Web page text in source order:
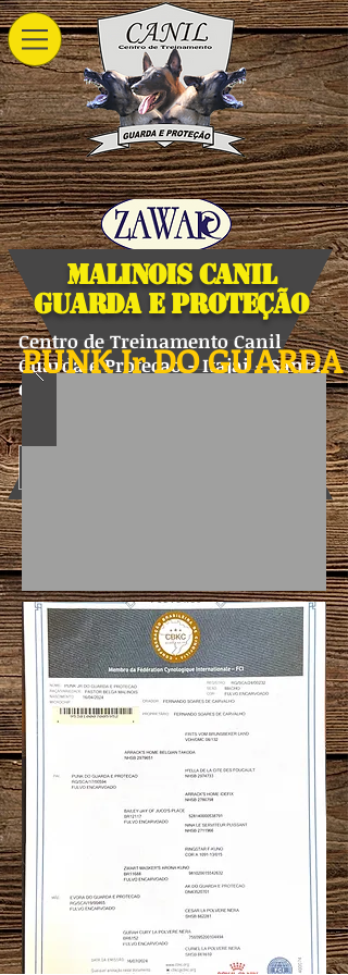
Malinois Canil
Guarda e Proteção
Centro de Treinamento Canil
Guarda e Protecao - Itajai - Santa
Catarina - Brasil
PUNK Jr DO